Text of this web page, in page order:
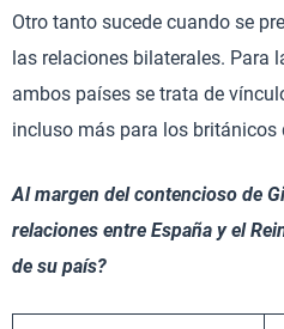
Otro tanto sucede cuando se
las relaciones bilaterales. Para
ambos países se trata de
incluso más para los británicos
Al margen del contencioso de
relaciones entre España y el
de su país?